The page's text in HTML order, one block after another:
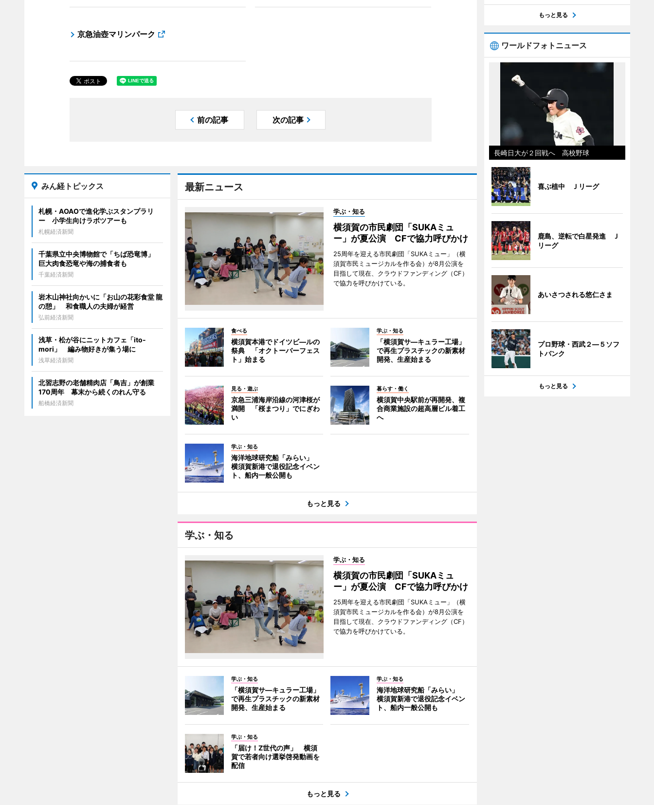
京急油壺マリンパーク
前の記事 次の記事
最新ニュース
学ぶ・知る
横須賀の市民劇団「SUKAミュ
ー」が夏公演 CFで協力呼びかけ
25周年を迎える市民劇団「SUKAミュー」（横
須賀市民ミュージカルを作る会）が8月公演を
目指して現在、クラウドファンディング（CF）
で協力を呼びかけている。
食べる
横須賀本港でドイツビ―ルの
祭典 「オクトーバーフェス
ト」始まる
学ぶ・知る
「横須賀サ―キュラー工場」
で再生プラスチックの新素材
開発、生産始まる
見る・遊ぶ
京急三浦海岸沿線の河津桜が
満開 「桜まつり」でにぎわ
い
暮らす・働く
横須賀中央駅前が再開発、複
合商業施設の超高層ビル着工
へ
学ぶ・知る
海洋地球研究船「みらい」
横須賀新港で退役記念イベン
ト、船内一般公開も
もっと見る
学ぶ・知る
学ぶ・知る
横須賀の市民劇団「SUKAミュ
ー」が夏公演 CFで協力呼びかけ
25周年を迎える市民劇団「SUKAミュー」（横
須賀市民ミュージカルを作る会）が8月公演を
目指して現在、クラウドファンディング（CF）
で協力を呼びかけている。
学ぶ・知る
「横須賀サ―キュラー工場」
で再生プラスチックの新素材
開発、生産始まる
学ぶ・知る
海洋地球研究船「みらい」
横須賀新港で退役記念イベン
ト、船内一般公開も
学ぶ・知る
「届け！Z世代の声」 横須
賀で若者向け選挙啓発動画を
配信
もっと見る
みん経トピックス
札幌・AOAOで進化学ぶスタンプラリ
ー 小学生向けラボツアーも
札幌経済新聞
千葉県立中央博物館で「ちば恐竜博」
巨大肉食恐竜や海の捕食者も
千葉経済新聞
岩木山神社向かいに「お山の花彩食堂 龍
の憩」 和食職人の夫婦が経営
弘前経済新聞
浅草・松が谷にニットカフェ「ito-
mori」 編み物好きが集う場に
浅草経済新聞
北習志野の老舗精肉店「鳥吉」が創業
170周年 幕末から続くのれん守る
船橋経済新聞
もっと見る
ワールドフォトニュース
長崎日大が２回戦へ 高校野球
喜ぶ植中 Ｊリーグ
鹿島、逆転で白星発進 Ｊ
リーグ
あいさつされる悠仁さま
プロ野球・西武２―５ソフ
トバンク
もっと見る